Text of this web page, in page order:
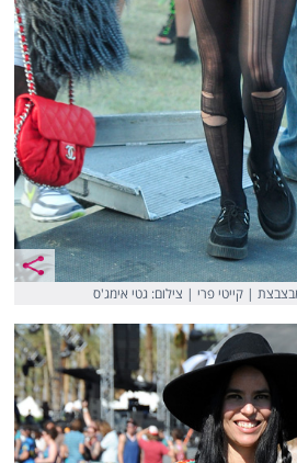
| קייטי פרי | צילום: גטי אימג'ס